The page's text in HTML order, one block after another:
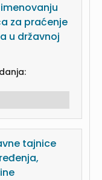
za praćenje
u državnoj
tajnice